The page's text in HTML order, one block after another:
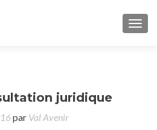
juridique
par Val Avenir